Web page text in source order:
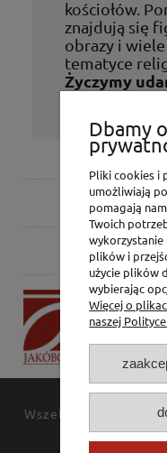
kościołów.
znajdują się
obrazy i
tematyce
Życzymy
P.H.
Dorota
Wszelkie prawa
Dbamy
Pliki cookies i
umożliwiają
pomagają
Twoich
wykorzystanie
plików i
użycie plików
wybierając
Więcej o
naszej